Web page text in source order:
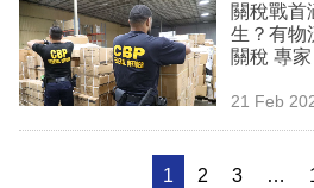
關稅戰首
生？有物
關稅 專
21 Feb
1 2 3 …